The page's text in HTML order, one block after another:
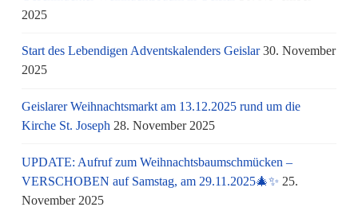
2025
Start des Lebendigen Adventskalenders Geislar 30. November
2025
Geislarer Weihnachtsmarkt am 13.12.2025 rund um die
Kirche St. Joseph 28. November 2025
UPDATE: Aufruf zum Weihnachtsbaumschmücken –
VERSCHOBEN auf Samstag, am 29.11.2025🎄✨ 25.
November 2025